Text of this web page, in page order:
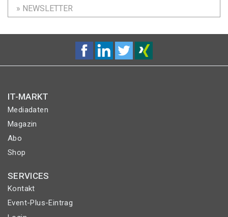
» NEWSLETTER
IT-MARKT
Mediadaten
Magazin
Abo
Shop
SERVICES
Kontakt
Event-Plus-Eintrag